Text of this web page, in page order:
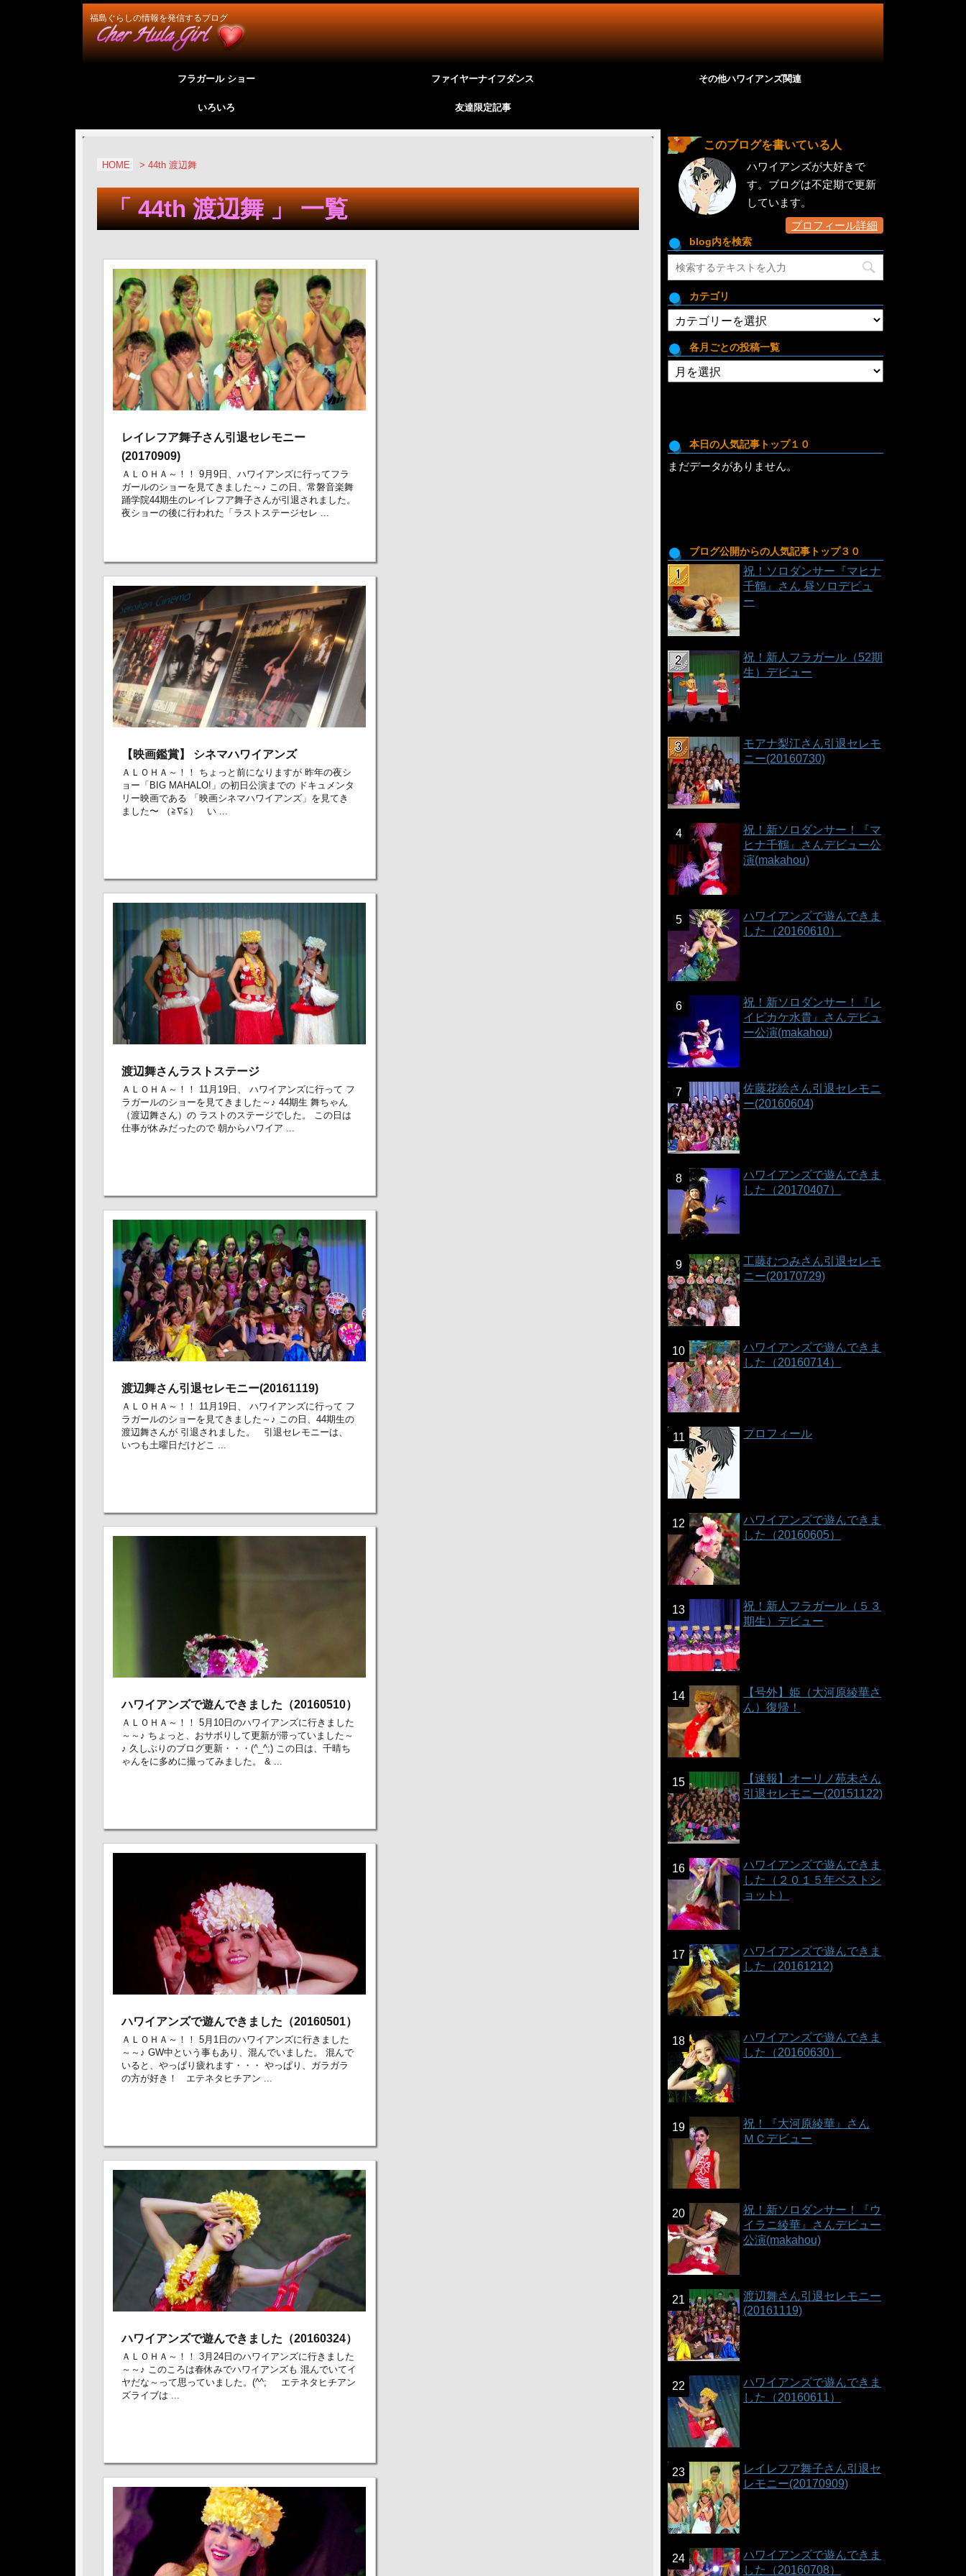
福島ぐらしの情報を発信するブログ
フラガール ショー ファイヤーナイフダンス その他ハワイアンズ関連
いろいろ 友達限定記事
HOME > 44th 渡辺舞
「 44th 渡辺舞 」 一覧
レイレフア舞子さん引退セレモニー
(20170909)
ＡＬＯＨＡ～！！ 9月9日、ハワイアンズに行ってフラ
ガールのショーを見てきました～♪ この日、常磐音楽舞
踊学院44期生のレイレフア舞子さんが引退されました。
夜ショーの後に行われた「ラストステージセレ ...
【映画鑑賞】 シネマハワイアンズ
ＡＬＯＨＡ～！！ ちょっと前になりますが 昨年の夜シ
ョー「BIG MAHALO!」の初日公演までの ドキュメンタ
リー映画である 「映画シネマハワイアンズ」を見てき
ました〜 （≧∇≦） い ...
渡辺舞さんラストステージ
ＡＬＯＨＡ～！！ 11月19日、 ハワイアンズに行って フ
ラガールのショーを見てきました～♪ 44期生 舞ちゃん
（渡辺舞さん）の ラストのステージでした。 この日は
仕事が休みだったので 朝からハワイア ...
渡辺舞さん引退セレモニー(20161119)
ＡＬＯＨＡ～！！ 11月19日、 ハワイアンズに行って フ
ラガールのショーを見てきました～♪ この日、44期生の
渡辺舞さんが 引退されました。 引退セレモニーは、
いつも土曜日だけどこ ...
ハワイアンズで遊んできました（20160510）
ＡＬＯＨＡ～！！ 5月10日のハワイアンズに行きました
～～♪ ちょっと、おサボりして更新が滞っていました～
♪ 久しぶりのブログ更新・・・(^_^;) この日は、千晴ち
ゃんをに多めに撮ってみました。 & ...
ハワイアンズで遊んできました（20160501）
ＡＬＯＨＡ～！！ 5月1日のハワイアンズに行きました
～～♪ GW中という事もあり、混んでいました。 混んで
いると、やっぱり疲れます・・・ やっぱり、ガラガラ
の方が好き！ エテネタヒチアン ...
ハワイアンズで遊んできました（20160324）
ＡＬＯＨＡ～！！ 3月24日のハワイアンズに行きました
～～♪ このころは春休みでハワイアンズも 混んでいてイ
ヤだな～って思っていました。(^^; エテネタヒチアン
ズライブは ...
このブログを書いている人
ハワイアンズが大好きで
す。ブログは不定期で更新
しています。
プロフィール詳細
blog内を検索
カテゴリ
テ
ゴ
リ
各月ごとの投稿一覧
各
月
投
稿
一
本日の人気記事トップ１０
まだデータがありません。
ブログ公開からの人気記事トップ３０
祝！ソロダンサー『マヒナ
千鶴』さん 昼ソロデビュ
ー
祝！新人フラガール（52期
生）デビュー
モアナ梨江さん引退セレモ
ニー(20160730)
祝！新ソロダンサー！『マ
ヒナ千鶴』さんデビュー公
演(makahou)
ハワイアンズで遊んできま
した（20160610）
祝！新ソロダンサー！『レ
イピカケ水貴』さんデビュ
ー公演(makahou)
佐藤花絵さん引退セレモニ
ー(20160604)
ハワイアンズで遊んできま
した（20170407）
工藤むつみさん引退セレモ
ニー(20170729)
ハワイアンズで遊んできま
した（20160714）
プロフィール
ハワイアンズで遊んできま
した（20160605）
祝！新人フラガール（５３
期生）デビュー
【号外】姫（大河原綾華さ
ん）復帰！
【速報】オーリノ苑未さん
引退セレモニー(20151122)
ハワイアンズで遊んできま
した（２０１５年ベストシ
ョット）
ハワイアンズで遊んできま
した（20161212)
ハワイアンズで遊んできま
した（20160630）
祝！『大河原綾華』さん
ＭＣデビュー
祝！新ソロダンサー！『ウ
イラニ綾華』さんデビュー
公演(makahou)
渡辺舞さん引退セレモニー
(20161119)
ハワイアンズで遊んできま
した（20160611）
レイレフア舞子さん引退セ
レモニー(20170909)
ハワイアンズで遊んできま
した（20160708）